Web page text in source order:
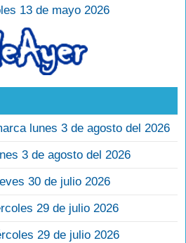
13 de mayo 2026
lunes 3 de agosto del 2026
3 de agosto del 2026
30 de julio 2026
29 de julio 2026
29 de julio 2026